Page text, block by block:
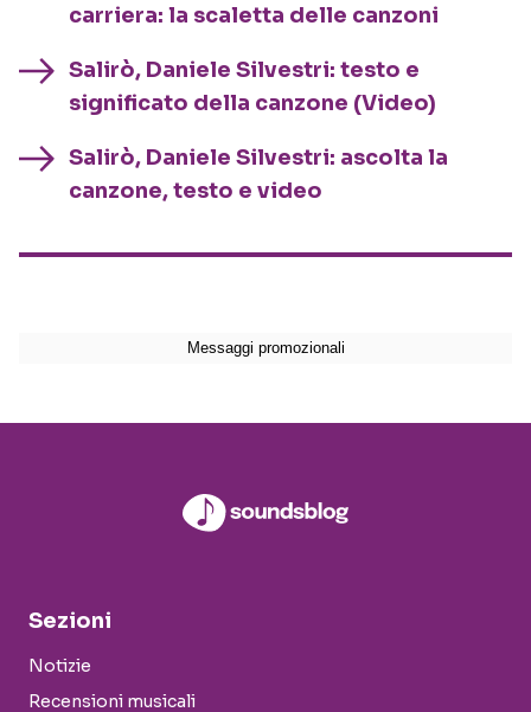
carriera: la scaletta delle canzoni
Salirò, Daniele Silvestri: testo e
significato della canzone (Video)
Salirò, Daniele Silvestri: ascolta la
canzone, testo e video
Sezioni
Notizie
Recensioni musicali